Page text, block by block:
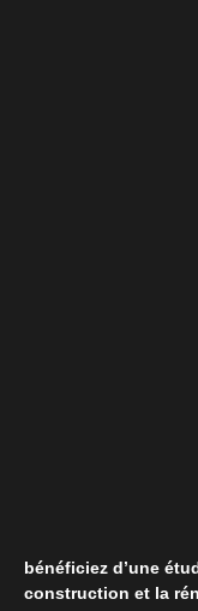
bénéficiez d’une
construction et la